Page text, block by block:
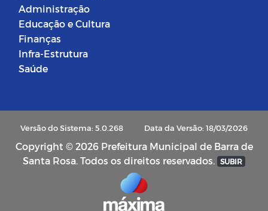
Administração
Educação e Cultura
Finanças
Infra-Estrutura
Saúde
Versão do Sistema: 5.0.268 Data da Versão: 18/03/2026
Copyright © 2026 Prefeitura Municipal de Barra de
Santa Rosa. Todos os direitos reservados. SUBIR